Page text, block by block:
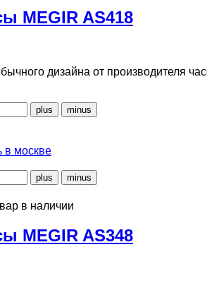
MEGIR AS418
дизайна от производителя
в наличии
MEGIR AS348